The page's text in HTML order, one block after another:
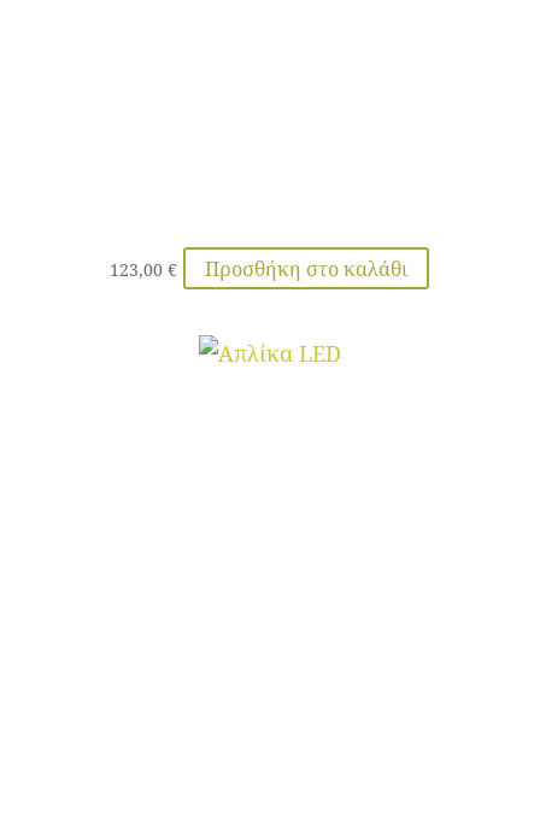
123,00€ Προσθήκη στο καλάθι